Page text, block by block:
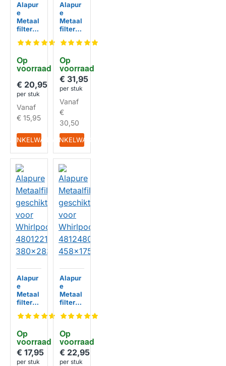
Op
voorraad
Alapur
e
Metaal
filter
kt voor
ool
481248
5
533x17
m
€ 20,95
per stuk
Vanaf
€ 15,95
IN WINKELWAGEN
HUISMERK
Op
voorraad
Alapur
e
Metaal
filter
kt voor
ool
48800
03027
44
565x38
0x8mm
€ 31,95
per stuk
Vanaf
€
30,50
IN WINKELWAGEN
HUISMERK
Op
voorraad
Alapur
e
Metaal
filter
kt voor
ool
480122
102174
380x2
€ 17,95
per stuk
HUISMERK
Op
voorraad
Alapur
e
Metaal
filter
kt voor
ool
481248
058314
458x17
€ 22,95
per stuk